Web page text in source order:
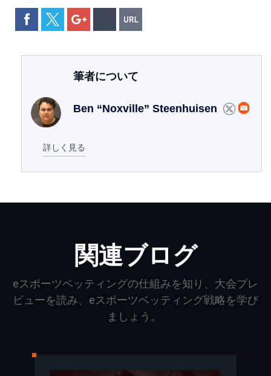
筆者について
Ben “Noxville” Steenhuisen
詳しく見る
関連ブログ
eスポーツベッティングの仕組みを知り、大会プレ
ビューを読み、eスポーツベッティング戦略を学び
ましょう。